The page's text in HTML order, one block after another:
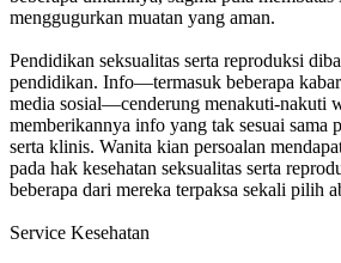
menggugurkan muatan yang aman.
Pendidikan seksualitas serta reproduksi
pendidikan. Info—termasuk beberapa
media sosial—cenderung menakuti-nakuti
memberikannya info yang tak sesuai sama
serta klinis. Wanita kian persoalan
pada hak kesehatan seksualitas serta
beberapa dari mereka terpaksa sekali pilih
Service Kesehatan